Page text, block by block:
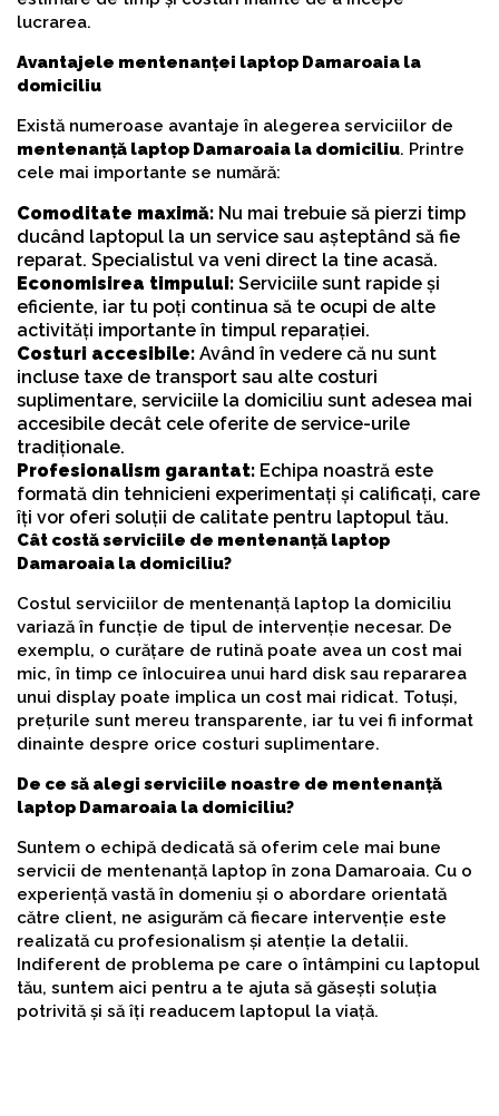
lucrarea.
Avantajele mentenanței laptop Damaroaia la
domiciliu
Există numeroase avantaje în alegerea serviciilor de
mentenanță laptop Damaroaia la domiciliu. Printre
cele mai importante se numără:
Comoditate maximă: Nu mai trebuie să pierzi timp
ducând laptopul la un service sau așteptând să fie
reparat. Specialistul va veni direct la tine acasă.
Economisirea timpului: Serviciile sunt rapide și
eficiente, iar tu poți continua să te ocupi de alte
activități importante în timpul reparației.
Costuri accesibile: Având în vedere că nu sunt
incluse taxe de transport sau alte costuri
suplimentare, serviciile la domiciliu sunt adesea mai
accesibile decât cele oferite de service-urile
tradiționale.
Profesionalism garantat: Echipa noastră este
formată din tehnicieni experimentați și calificați, care
îți vor oferi soluții de calitate pentru laptopul tău.
Cât costă serviciile de mentenanță laptop
Damaroaia la domiciliu?
Costul serviciilor de mentenanță laptop la domiciliu
variază în funcție de tipul de intervenție necesar. De
exemplu, o curățare de rutină poate avea un cost mai
mic, în timp ce înlocuirea unui hard disk sau repararea
unui display poate implica un cost mai ridicat. Totuși,
prețurile sunt mereu transparente, iar tu vei fi informat
dinainte despre orice costuri suplimentare.
De ce să alegi serviciile noastre de mentenanță
laptop Damaroaia la domiciliu?
Suntem o echipă dedicată să oferim cele mai bune
servicii de mentenanță laptop în zona Damaroaia. Cu o
experiență vastă în domeniu și o abordare orientată
către client, ne asigurăm că fiecare intervenție este
realizată cu profesionalism și atenție la detalii.
Indiferent de problema pe care o întâmpini cu laptopul
tău, suntem aici pentru a te ajuta să găsești soluția
potrivită și să îți readucem laptopul la viață.